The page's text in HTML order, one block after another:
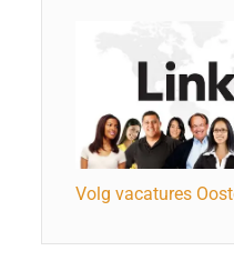
Volg vacatures